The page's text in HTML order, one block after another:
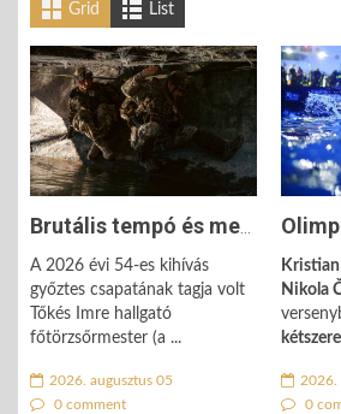
Grid List
Brutális tempó és mentális harc: Tőkés Imre útja az 54-es kihívás ...
A 2026 évi 54-es kihívás
győztes csapatának tagja volt
Tőkés Imre hallgató
főtörzsőrmester (a ...
2026. augusztus 05
0 comment
Nikola
2026.
0